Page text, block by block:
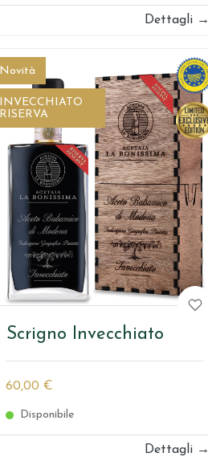
Dettagli →
Novità
INVECCHIATO
RISERVA
Scrigno Invecchiato
60,00 €
Disponibile
Dettagli →